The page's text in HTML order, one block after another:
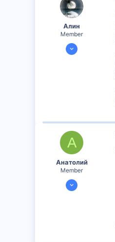
Алин
Member
4 Дек 2024
А
Анатолий
Member
21 Дек 2025